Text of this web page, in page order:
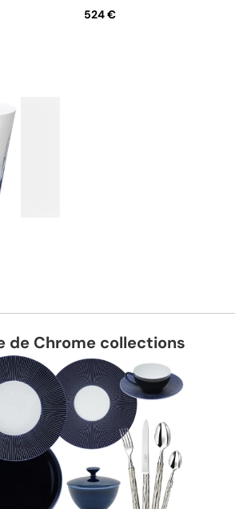
524 €
de Chrome collections